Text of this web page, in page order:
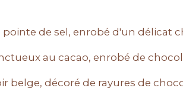
de sel, enrobé d'un délicat
au cacao, enrobé de
belge, décoré de rayures de